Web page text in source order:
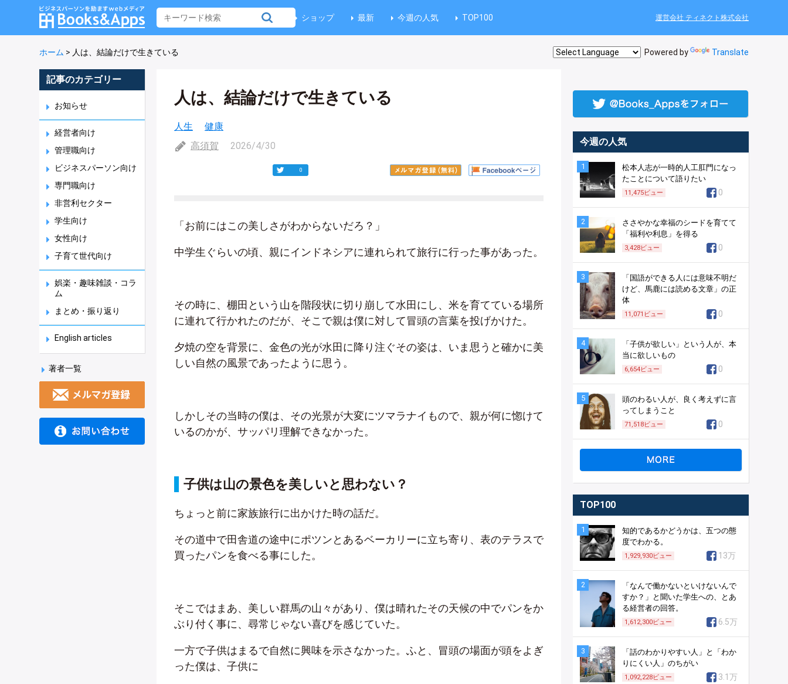
ショップ 最新 今週の人気 TOP100 運営会社 ティネクト株式会社
ホーム > 人は、結論だけで生きている Powered by Translate
記事のカテゴリー
お知らせ
経営者向け
管理職向け
ビジネスパーソン向け
専門職向け
非営利セクター
学生向け
女性向け
子育て世代向け
娯楽・趣味雑談・コラ
ム
まとめ・振り返り
English articles
著者一覧
人は、結論だけで生きている
人生
健康
高須賀
2026/4/30
0
「お前にはこの美しさがわからないだろ？」
中学生ぐらいの頃、親にインドネシアに連れられて旅行に行った事があった。
その時に、棚田という山を階段状に切り崩して水田にし、米を育てている場所
に連れて行かれたのだが、そこで親は僕に対して冒頭の言葉を投げかけた。
夕焼の空を背景に、金色の光が水田に降り注ぐその姿は、いま思うと確かに美
しい自然の風景であったように思う。
しかしその当時の僕は、その光景が大変にツマラナイもので、親が何に惚けて
いるのかが、サッパリ理解できなかった。
子供は山の景色を美しいと思わない？
ちょっと前に家族旅行に出かけた時の話だ。
その道中で田舎道の途中にポツンとあるベーカリーに立ち寄り、表のテラスで
買ったパンを食べる事にした。
そこではまあ、美しい群馬の山々があり、僕は晴れたその天候の中でパンをか
ぶり付く事に、尋常じゃない喜びを感じていた。
一方で子供はまるで自然に興味を示さなかった。ふと、冒頭の場面が頭をよぎ
った僕は、子供に
今週の人気
1
松本人志が一時的人工肛門になっ
たことについて語りたい
11,475ビュー 0
2
ささやかな幸福のシードを育てて
「福利や利息」を得る
3,428ビュー 0
3
「国語ができる人には意味不明だ
けど、馬鹿には読める文章」の正
体
11,071 ビュー 0
4
「子供が欲しい」という人が、本
当に欲しいもの
6,654ビュー 0
5
頭のわるい人が、良く考えずに言
ってしまうこと
71,518ビュー 0
TOP100
1
知的であるかどうかは、五つの態
度でわかる。
1,929,930ビュー 13万
2
「なんで働かないといけないんで
すか？」と聞いた学生への、とあ
る経営者の回答。
1,612,300ビュー 6.5万
3
「話のわかりやすい人」と「わか
りにくい人」のちがい
1,092,228ビュー 3.1万